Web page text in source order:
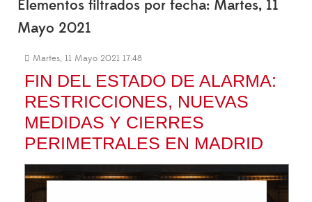
Elementos filtrados por fecha: Martes, 11
Mayo 2021
Martes, 11 Mayo 2021 17:48
FIN DEL ESTADO DE ALARMA:
RESTRICCIONES, NUEVAS
MEDIDAS Y CIERRES
PERIMETRALES EN MADRID